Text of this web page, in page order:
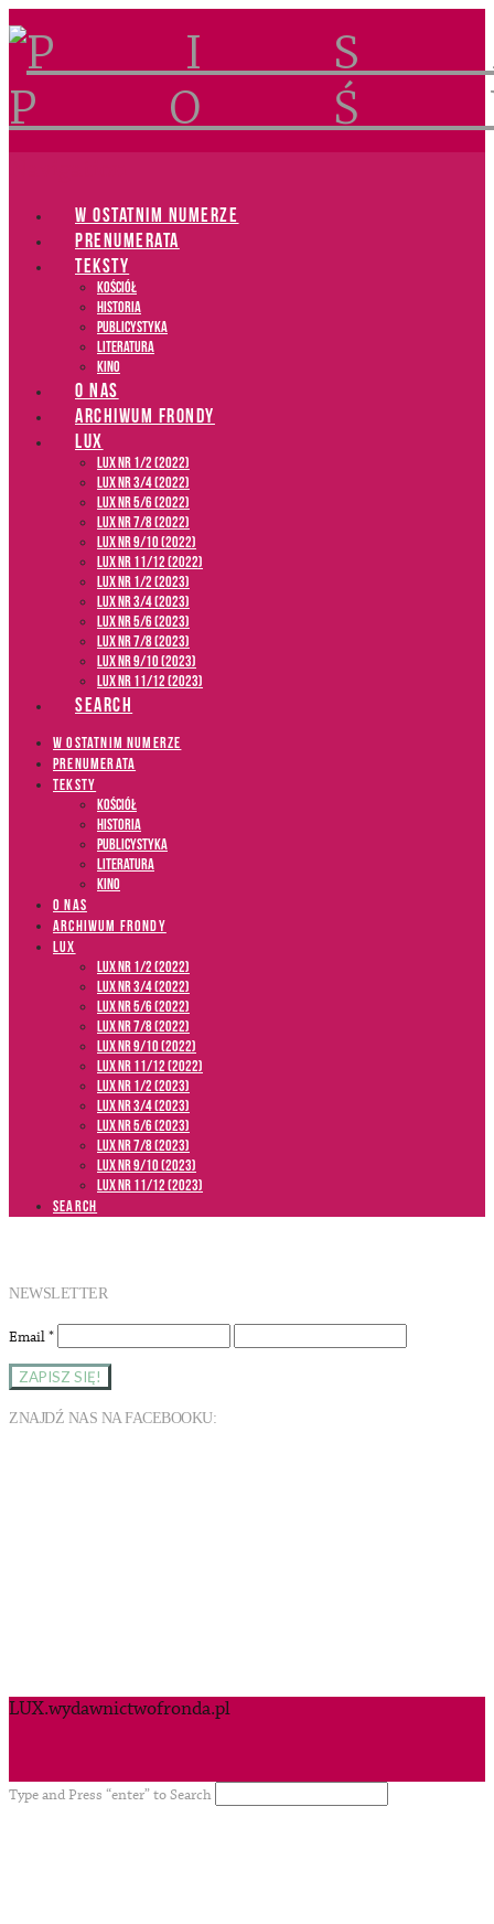
W OSTATNIM NUMERZE
PRENUMERATA
TEKSTY
Kościół
Historia
Publicystyka
Literatura
Kino
O NAS
ARCHIWUM FRONDY
LUX
LUX NR 1/2 (2022)
LUX NR 3/4 (2022)
LUX NR 5/6 (2022)
LUX NR 7/8 (2022)
LUX nr 9/10 (2022)
LUX NR 11/12 (2022)
LUX NR 1/2 (2023)
LUX NR 3/4 (2023)
LUX NR 5/6 (2023)
LUX NR 7/8 (2023)
LUX NR 9/10 (2023)
LUX NR 11/12 (2023)
SEARCH
W OSTATNIM NUMERZE
PRENUMERATA
TEKSTY
Kościół
Historia
Publicystyka
Literatura
Kino
O NAS
ARCHIWUM FRONDY
LUX
LUX NR 1/2 (2022)
LUX NR 3/4 (2022)
LUX NR 5/6 (2022)
LUX NR 7/8 (2022)
LUX nr 9/10 (2022)
LUX NR 11/12 (2022)
LUX NR 1/2 (2023)
LUX NR 3/4 (2023)
LUX NR 5/6 (2023)
LUX NR 7/8 (2023)
LUX NR 9/10 (2023)
LUX NR 11/12 (2023)
SEARCH
NEWSLETTER
Email*
ZNAJDŹ NAS NA FACEBOOKU:
LUX.wydawnictwofronda.pl
Type and Press “enter” to Search